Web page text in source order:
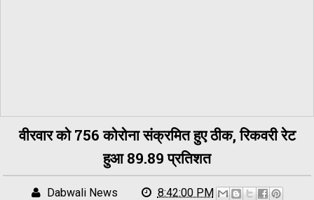
वीरवार को 756 कोरोना संक्रमित हुए ठीक, रिकवरी रेट
हुआ 89.89 प्रतिशत
Dabwali News 8:42:00 PM